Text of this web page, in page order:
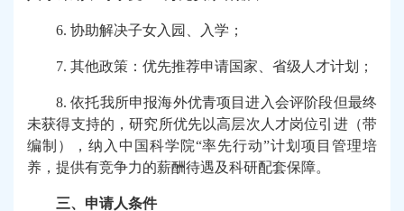
6. 协助解决子女入园、入学；
7. 其他政策：优先推荐申请国家、省级人才计划；
8.依托我所申报海外优青项目进入会评阶段但最终
未获得支持的，研究所优先以高层次人才岗位引进（带
编制），纳入中国科学院“率先行动”计划项目管理培
养，提供有竞争力的薪酬待遇及科研配套保障。
三、申请人条件